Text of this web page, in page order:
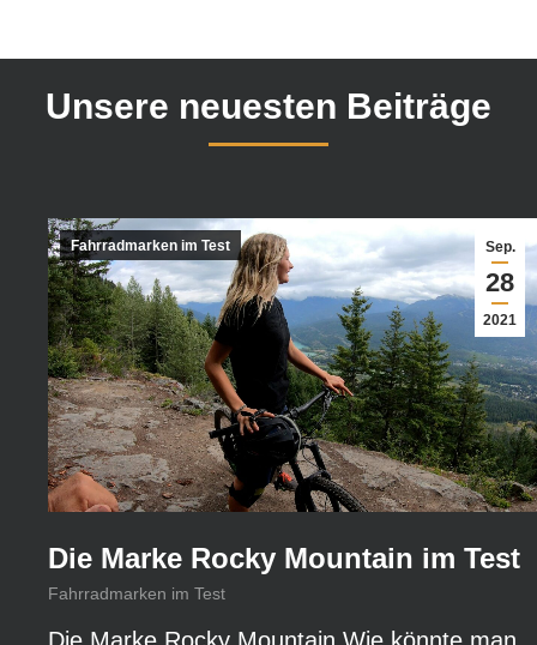
Unsere neuesten Beiträge
Sep.
28
2021
Fahrradmarken im Test
Die Marke Rocky Mountain im Test
Fahrradmarken im Test